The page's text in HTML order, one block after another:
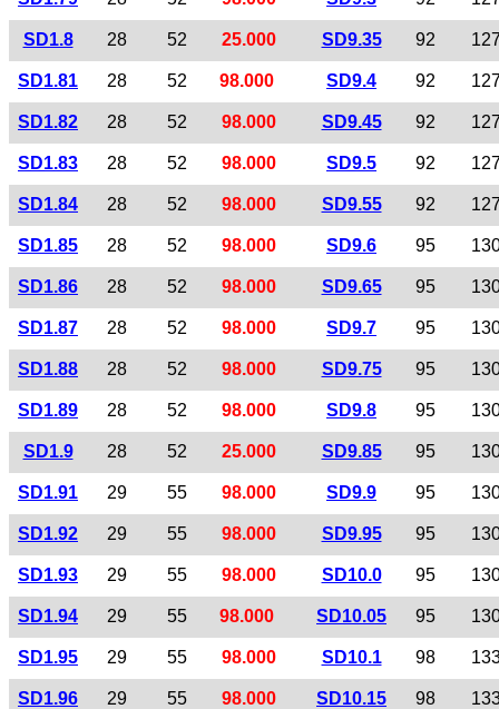
SD1.8 28 52 25.000 SD9.35 92
SD1.81 28 52 98.000 SD9.4 92
SD1.82 28 52 98.000 SD9.45 92
SD1.83 28 52 98.000 SD9.5 92
SD1.84 28 52 98.000 SD9.55 92
SD1.85 28 52 98.000 SD9.6 95
SD1.86 28 52 98.000 SD9.65 95
SD1.87 28 52 98.000 SD9.7 95
SD1.88 28 52 98.000 SD9.75 95
SD1.89 28 52 98.000 SD9.8 95
SD1.9 28 52 25.000 SD9.85 95
SD1.91 29 55 98.000 SD9.9 95
SD1.92 29 55 98.000 SD9.95 95
SD1.93 29 55 98.000 SD10.0 95
SD1.94 29 55 98.000 SD10.05 95
SD1.95 29 55 98.000 SD10.1 98
SD1.96 29 55 98.000 SD10.15 98